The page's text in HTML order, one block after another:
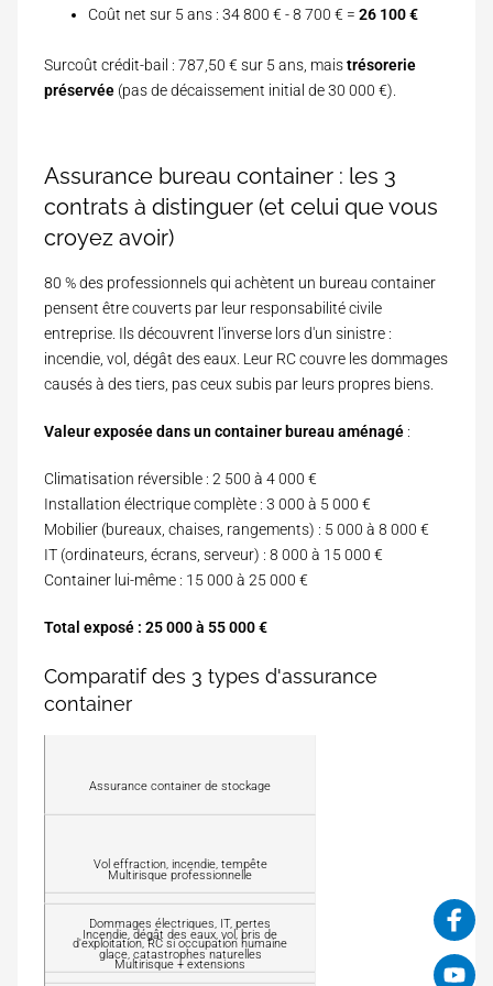
Coût net sur 5 ans : 34 800 € - 8 700 € = 26 100 €
Surcoût crédit-bail : 787,50 € sur 5 ans, maistrésorerie
préservée (pas de décaissement initial de 30 000 €).
Assurance bureau container : les 3
contrats à distinguer (et celui que vous
croyez avoir)
80 % des professionnels qui achètent un bureau container
pensent être couverts par leur responsabilité civile
entreprise. Ils découvrent l'inverse lors d'un sinistre :
incendie, vol, dégât des eaux. Leur RC couvre les dommages
causés à des tiers, pas ceux subis par leurs propres biens.
Valeur exposée dans un container bureau aménagé :
Climatisation réversible : 2 500 à 4 000 €
Installation électrique complète : 3 000 à 5 000 €
Mobilier (bureaux, chaises, rangements) : 5 000 à 8 000 €
IT (ordinateurs, écrans, serveur) : 8 000 à 15 000 €
Container lui-même : 15 000 à 25 000 €
Total exposé : 25 000 à 55 000 €
Comparatif des 3 types d'assurance
container
e
o
a
C
'
o
q
m
P
Assurance container de stockage
Vol effraction, incendie, tempête
Dommages électriques, IT, pertes
d'exploitation, RC si occupation humaine
Multirisque professionnelle
Incendie, dégât des eaux, vol, bris de
glace, catastrophes naturelles
Multirisque + extensions